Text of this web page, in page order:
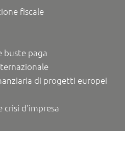
fiscale
buste paga
di progetti europei
crisi d'impresa